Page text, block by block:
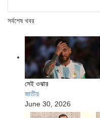
সর্বশেষ খবর
সেই ওঝার
জাতীয়
June 30, 2026